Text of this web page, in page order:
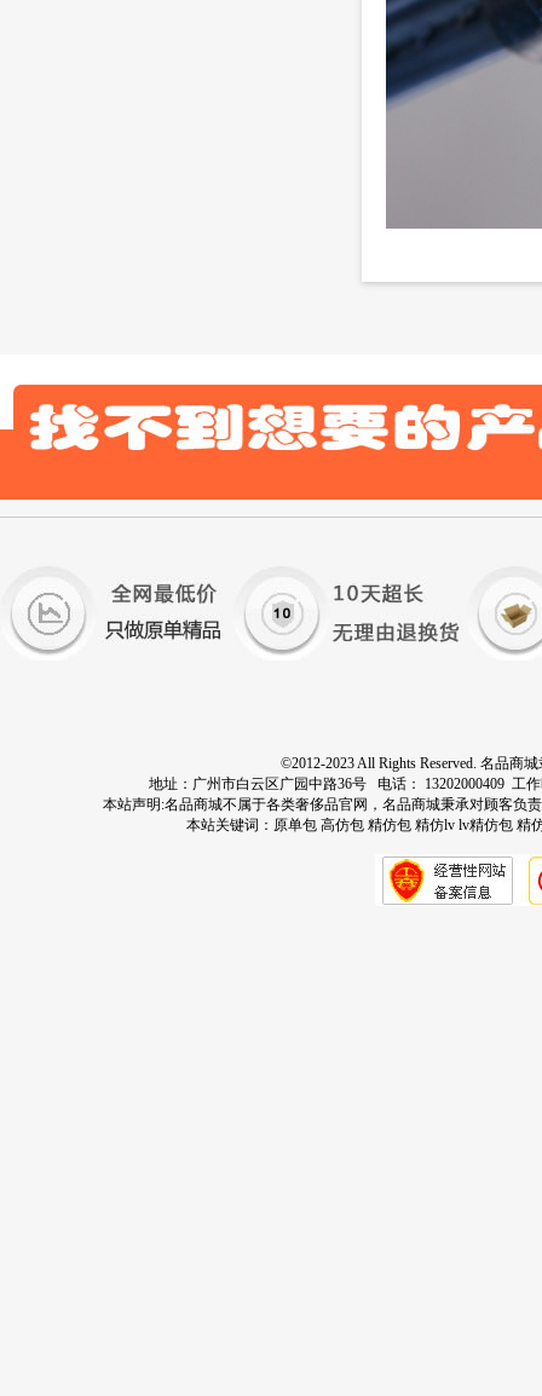
©2012-2023 All Rights Reserved. 名品
地址：广州市白云区广园中路36号 电话： 13202000409 工
本站声明:名品商城不属于各类奢侈品官网，名品商城秉承对顾客负
本站关键词： 原单包 高仿包 精仿包 精仿lv lv精仿包 精